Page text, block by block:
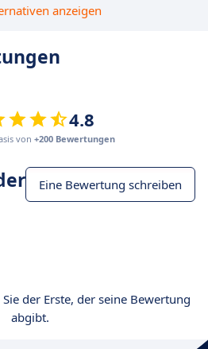
anzeigen
4.8
von +200 Bewertungen
Eine Bewertung schreiben
der Erste, der seine Bewertung
abgibt.